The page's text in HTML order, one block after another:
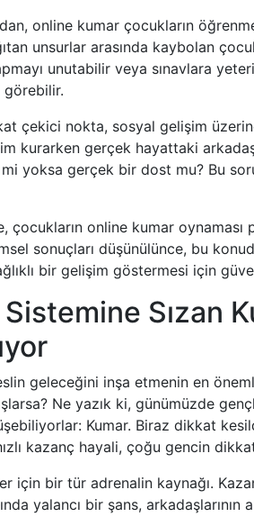
online kumar çocukların
unsurlar arasında kaybolan
unutabilir veya sınavlara
görebilir.
çekici nokta, sosyal gelişim
kurarken gerçek hayattaki
yoksa gerçek bir dost mu? Bu
çocukların online kumar
sonuçları düşünülünce, bu
bir gelişim göstermesi için
Sızan
geleceğini inşa etmenin en
Ne yazık ki, günümüzde
Kumar. Biraz dikkat
kazanç hayali, çoğu gencin
için bir tür adrenalin kaynağı.
yalancı bir şans,